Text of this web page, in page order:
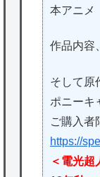
本アニメ
作品内容
そして原
ポニーキ
ご購入者
https://
＜電光